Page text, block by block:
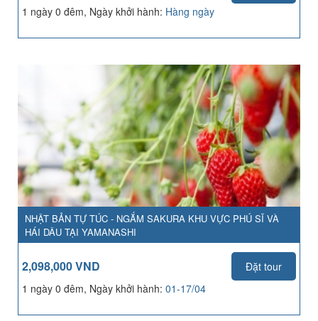
1 ngày 0 đêm, Ngày khởi hành: Hàng ngày
NHẬT BẢN TỰ TÚC - NGẮM SAKURA KHU VỰC PHÚ SĨ VÀ
HÁI DÂU TẠI YAMANASHI
2,098,000 VND
Đặt tour
1 ngày 0 đêm, Ngày khởi hành: 01-17/04